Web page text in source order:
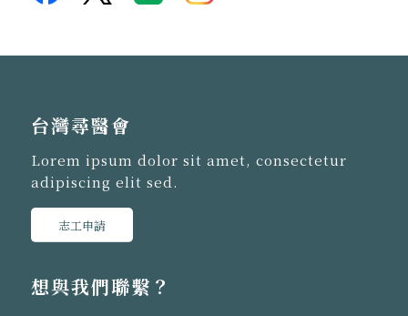
台灣尋醫會
Lorem ipsum dolor sit amet, consectetur
adipiscing elit sed.
志工申請
想與我們聯繫？